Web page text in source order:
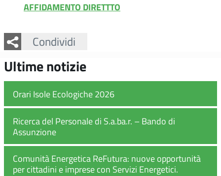
AFFIDAMENTO DIRETTTO
Condividi
Facebook
Twitter
Whatsapp
Ultime notizie
Orari Isole Ecologiche 2026
Ricerca del Personale di S.a.ba.r. – Bando di
Assunzione
Comunità Energetica ReFutura: nuove opportunità
per cittadini e imprese con Servizi Energetici.